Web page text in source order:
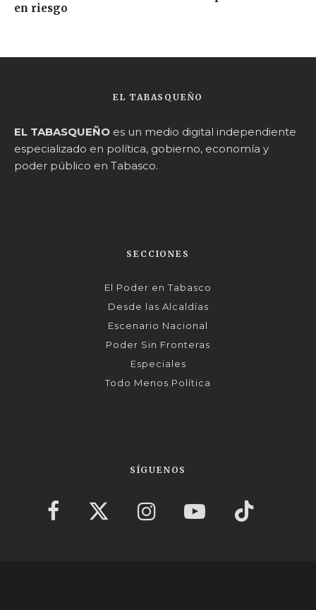
en riesgo
EL TABASQUEÑO
EL TABASQUEÑO es un medio digital independiente
especializado en política, gobierno, economía y
poder público en Tabasco.
SECCIONES
El Poder en Tabasco
Desde las Alcaldías
Escenario Nacional
Poder Sin Fronteras
Especiales
Todo Menos Política
SÍGUENOS